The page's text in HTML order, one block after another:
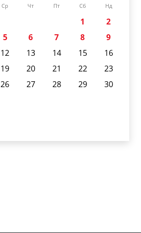
Ср Чт Пт Сб Нд
1
2
5 6 7 8
9
12 13 14 15
16
19 20 21 22
23
26 27 28 29
30